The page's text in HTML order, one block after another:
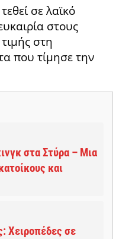
σε λαϊκό
στους
στη
που τίμησε την
στα Στύρα – Μια
και
Χειροπέδες σε